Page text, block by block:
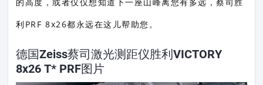
利PRF 8x26都永远在这儿帮助您。
德国Zeiss蔡司激光测距仪胜利VICTORY
8x26 T* PRF图片